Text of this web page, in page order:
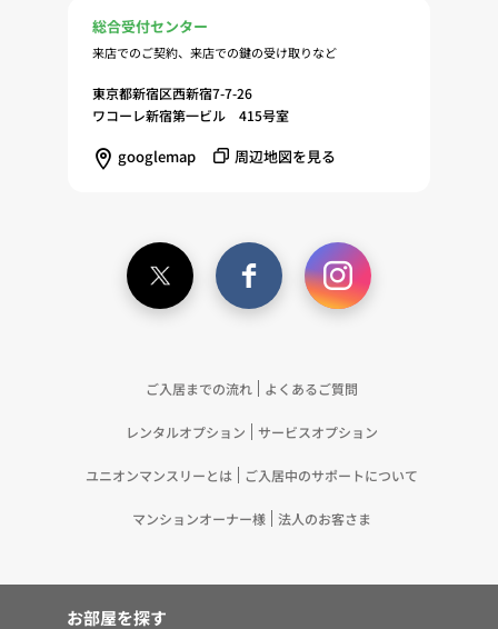
総合受付センター
来店でのご契約、来店での鍵の受け取りなど
東京都新宿区西新宿7-7-26
ワコーレ新宿第一ビル 415号室
googlemap 周辺地図を見る
ご入居までの流れ よくあるご質問
レンタルオプション サービスオプション
ユニオンマンスリーとは ご入居中のサポートについて
マンションオーナー様 法人のお客さま
お部屋を探す